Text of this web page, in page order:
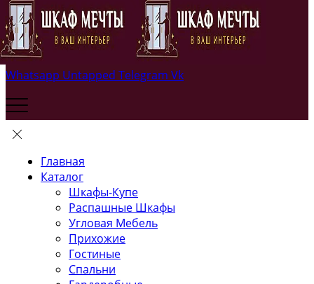
Whatsapp Untapped Telegram Vk
Главная
Каталог
Шкафы-Купе
Распашные Шкафы
Угловая Мебель
Прихожие
Гостиные
Спальни